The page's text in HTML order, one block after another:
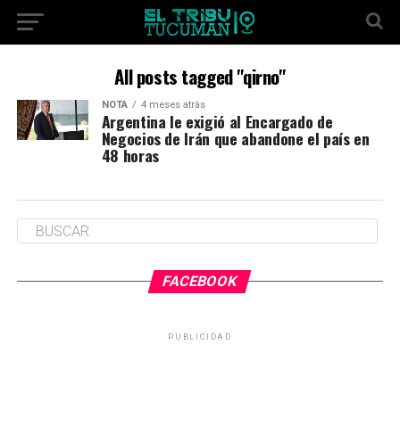
All posts tagged "qirno"
NOTA 4 meses atrás
Argentina le exigió al Encargado de
Negocios de Irán que abandone el país en
48 horas
FACEBOOK
PUBLICIDAD